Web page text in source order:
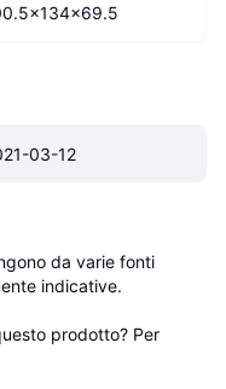
03-12
da varie fonti
indicative.
prodotto? Per